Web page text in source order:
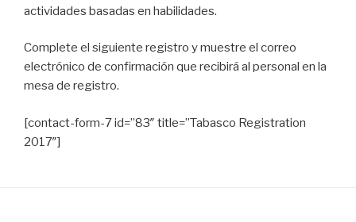
actividades basadas en habilidades.
Complete el siguiente registro y muestre el correo
electrónico de confirmación que recibirá al personal en la
mesa de registro.
[contact-form-7 id=”83″ title=”Tabasco Registration
2017″]